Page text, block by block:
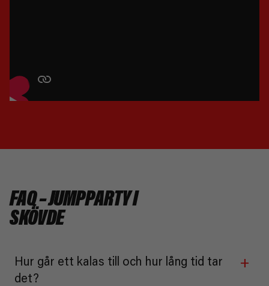
FAQ – JUMPPARTY I
SKÖVDE
Hur går ett kalas till och hur lång tid tar
det?
+